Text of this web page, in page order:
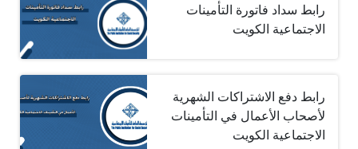
رابط سداد فاتورة التأمينات
الاجتماعية الكويت
رابط دفع الاشتراكات الشهرية
لأصحاب الأعمال في التأمينات
الاجتماعية الكويت